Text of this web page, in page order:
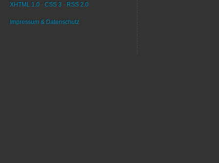
XHTML 1.0 · CSS 3 · RSS 2.0
Impressum & Datenschutz